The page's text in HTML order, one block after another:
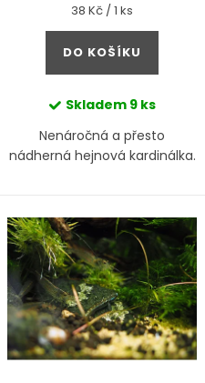
Měrná
cena:
38 Kč / 1 ks
DO KOŠÍKU
Skladem 9 ks
Nenáročná a přesto
nádherná hejnová kardinálka.